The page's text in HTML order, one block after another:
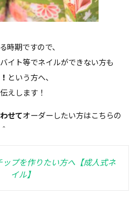
時期ですので、
イト等でネイルができない方も
という方へ、
えします！
せてオーダーしたい方はこちらの
プを作りたい方へ【成人式ネ
イル】